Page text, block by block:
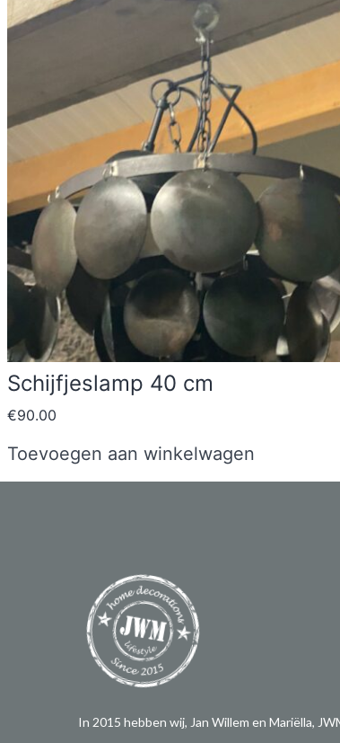
Schijfjeslamp 40 cm
€90.00
Toevoegen aan winkelwagen
In 2015 hebben wij, Jan Willem en Mariëlla,